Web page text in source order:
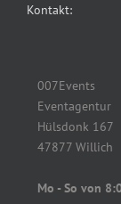
Kontakt:
007Events
Eventagentur
Hülsdonk 167
47877 Willich
Mo - So von